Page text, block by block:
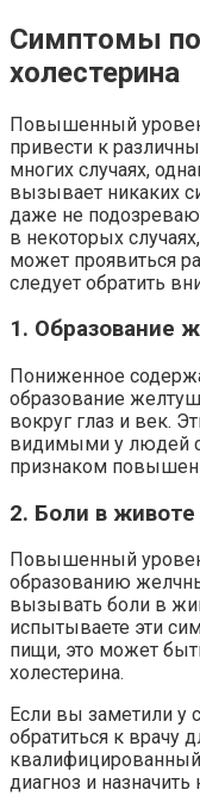
Симптомы
холестерина
Повышенный
привести к
многих случаях,
вызывает никаких
даже не
в некоторых
может проявиться
следует обратить
1. Образование
Пониженное
образование
вокруг глаз и век.
видимыми у людей
признаком
2. Боли в животе
Повышенный
образованию
вызывать боли в
испытываете эти
пищи, это может
холестерина.
Если вы заметили
обратиться к врачу
диагноз и